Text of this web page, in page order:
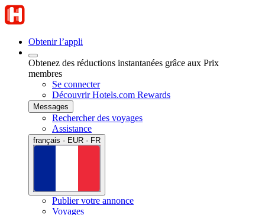
Obtenir l’appli
Obtenez des réductions instantanées grâce aux Prix
membres
Se connecter
Découvrir Hotels.com Rewards
Messages
Rechercher des voyages
Assistance
français · EUR · FR
Publier votre annonce
Voyages